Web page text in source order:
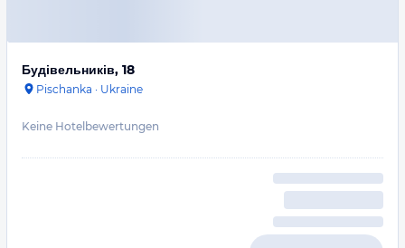
Будівельників, 18
Pischanka · Ukraine
Keine Hotelbewertungen